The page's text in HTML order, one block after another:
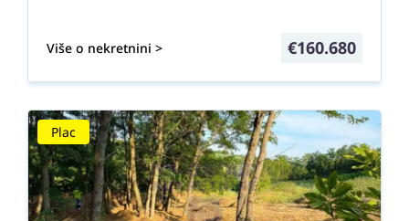
Više o nekretnini > €160.680
Plac